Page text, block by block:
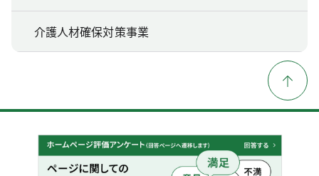
介護人材確保対策事業